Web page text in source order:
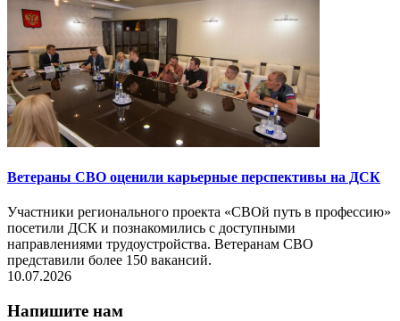
Ветераны СВО оценили карьерные перспективы на ДСК
Участники регионального проекта «СВОй путь в профессию»
посетили ДСК и познакомились с доступными
направлениями трудоустройства. Ветеранам СВО
представили более 150 вакансий.
10.07.2026
Напишите нам